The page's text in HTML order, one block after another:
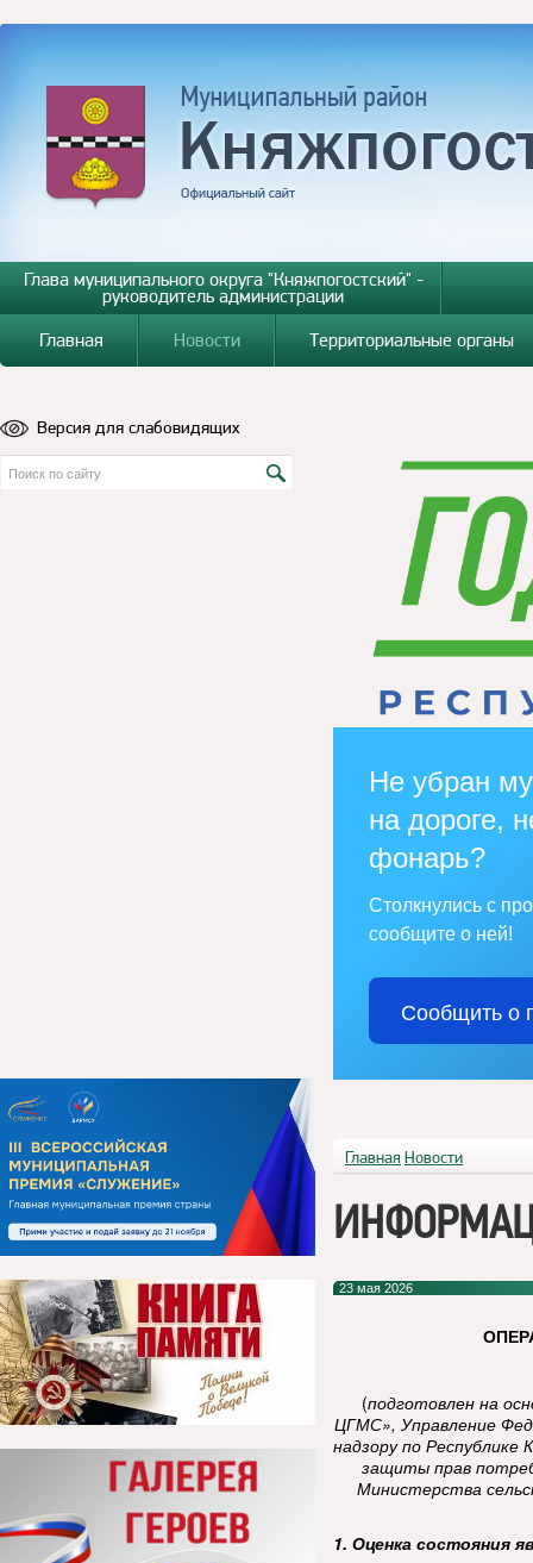
Глава муниципального округа "Княжпогостский" -
руководитель администрации
Главная
Новости Территориальные органы
Версия для слабовидящих
Не убран
на дороге,
фонарь?
Столкнулись с
сообщите о ней!
Сообщить о
Главная Новости
23 мая 2026
(подготовлен на
ЦГМС», Управление
надзору по Республике
защиты прав
Министерства
1. Оценка состояния